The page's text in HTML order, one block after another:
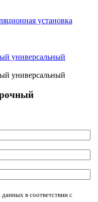
установка
в соответствии с